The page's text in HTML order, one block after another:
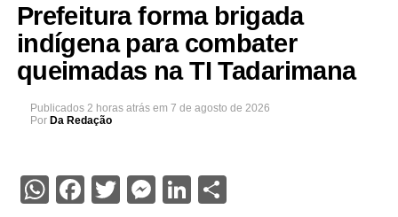
Prefeitura forma brigada
indígena para combater
queimadas na TI Tadarimana
Publicados 2 horas atrás em 7 de agosto de 2026
Por Da Redação
WhatsApp
Facebook
Twitter
Messenger
LinkedIn
Share